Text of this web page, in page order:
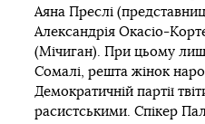
Аяна Преслі
Александрія Окасіо-
(Мічиган). При цьому
Сомалі, решта жінок
Демократичній партії
расистськими. Спікер